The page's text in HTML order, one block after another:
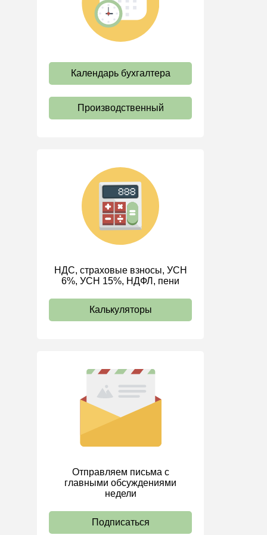
труда
Отпуск и время отдыха
Ответственность и
взыскания
Пенсии
должностные инструкции
Трудовые книжки
Кадровые документы и
образцы
Персональные данные
ИП
Календарь бухгалтера
Производственный
НДС, страховые взносы, УСН
6%, УСН 15%, НДФЛ, пени
Калькуляторы
Отправляем письма с
главными обсуждениями
недели
Подписаться